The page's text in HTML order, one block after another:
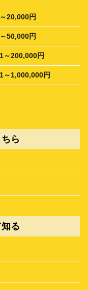
20,000円
50,000円
～200,000円
～1,000,000円
ら
る